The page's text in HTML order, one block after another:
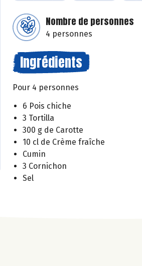
Nombre de personnes
4 personnes
Ingrédients
Pour 4 personnes
6 Pois chiche
3 Tortilla
300 g de Carotte
10 cl de Crème fraîche
Cumin
3 Cornichon
Sel